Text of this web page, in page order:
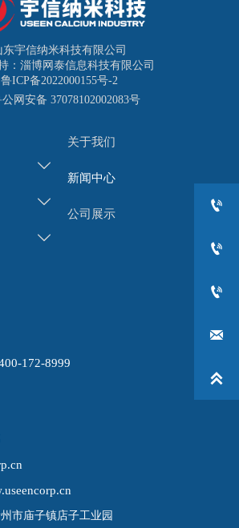
东宇信纳米科技有限公司
：淄博网泰信息科技有限公司
鲁ICP备2022000155号-2
网安备 37078102002083号



关于我们
新闻中心
公司展示
172-8999
市庙子镇店子工业园




